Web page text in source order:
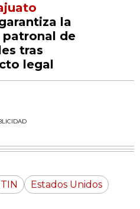
la
de
tras
legal
Estados Unidos